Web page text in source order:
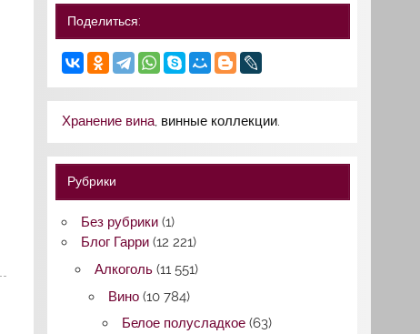
Поделиться:
Хранение вина, винные коллекции.
Рубрики
Без рубрики(1)
Блог Гарри(12 221)
Алкоголь (11 551)
Вино (10 784)
Белое полусладкое (63)